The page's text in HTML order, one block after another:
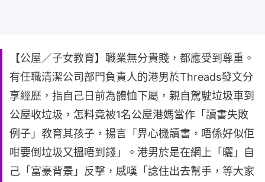
【公屋／子女教育】職業無分貴賤，都應受到尊重。
有任職清潔公司部門負責人的港男於Threads發文分
享經歷，指自己日前為體恤下屬，親自駕駛垃圾車到
公屋收垃圾，怎料竟被1名公屋港媽當作「讀書失敗
例子」教育其孩子，揚言「畀心機讀書，唔係好似佢
咁要倒垃圾又搵唔到錢」。港男於是在網上「曬」自
己「富豪背景」反擊，感嘆「諗住出去幫手，等大家